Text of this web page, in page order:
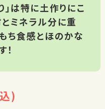
」は特に土作りにこ
ミネラル分に重
ち食感とほのかな
)